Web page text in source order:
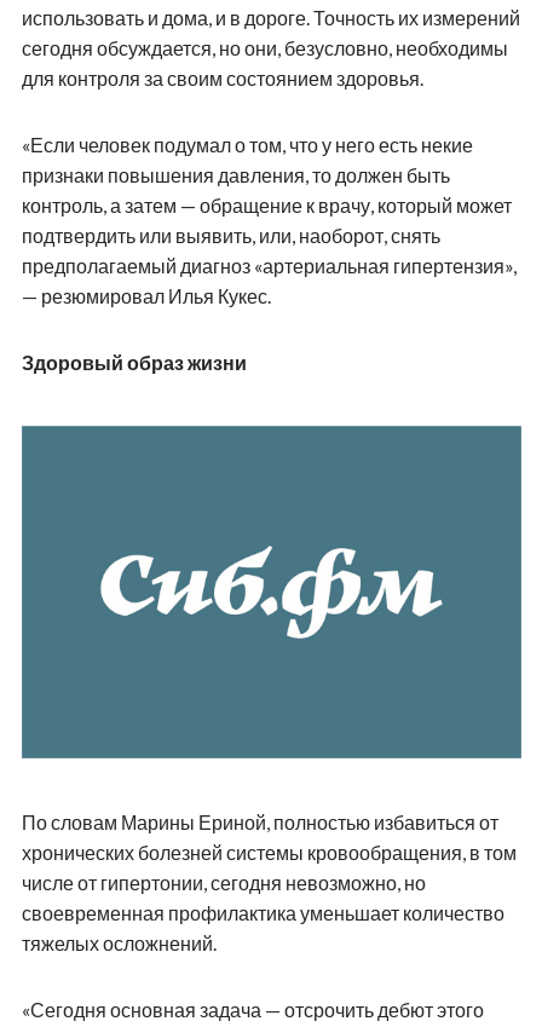
использовать и дома, и в дороге. Точность их измерений
сегодня обсуждается, но они, безусловно, необходимы
для контроля за своим состоянием здоровья.
«Если человек подумал о том, что у него есть некие
признаки повышения давления, то должен быть
контроль, а затем — обращение к врачу, который может
подтвердить или выявить, или, наоборот, снять
предполагаемый диагноз «артериальная гипертензия»,
— резюмировал Илья Кукес.
Здоровый образ жизни
По словам Марины Ериной, полностью избавиться от
хронических болезней системы кровообращения, в том
числе от гипертонии, сегодня невозможно, но
своевременная профилактика уменьшает количество
тяжелых осложнений.
«Сегодня основная задача — отсрочить дебют этого